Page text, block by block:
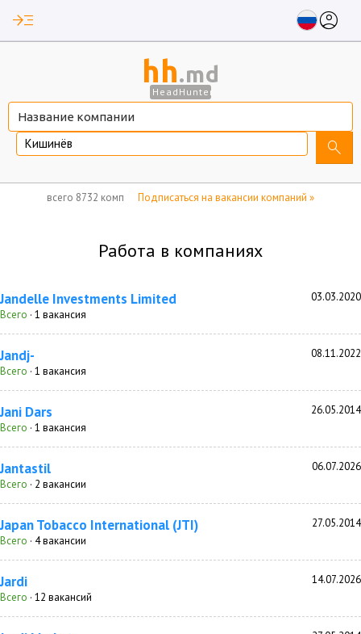
read_more account_circle
hh.md
HeadHunter
Кишинёв search
всего 8732 компанииПодписаться на вакансии компаний »
нет отмеченных вакансий
Работа в компаниях
Jandelle Investments Limited
03.03.2020
Всего · 1 вакансия
Jandj-
08.11.2022
Всего · 1 вакансия
Jani Dars
26.05.2014
Всего · 1 вакансия
Jantastil
06.07.2026
Всего · 2 вакансии
Japan Tobacco International (JTI)
27.05.2014
Всего · 4 вакансии
Jardi
14.07.2026
Всего · 12 вакансий